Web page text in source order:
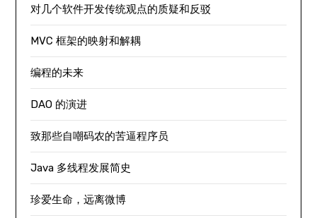
对几个软件开发传统观点的质疑和反驳
MVC 框架的映射和解耦
编程的未来
DAO 的演进
致那些自嘲码农的苦逼程序员
Java 多线程发展简史
珍爱生命，远离微博